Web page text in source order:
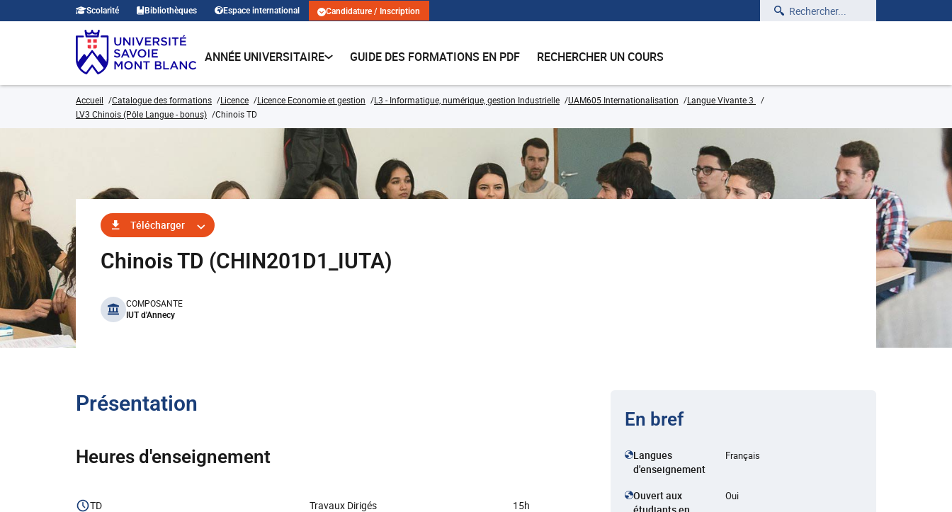
Scolarité Bibliothèques Espace international Candidature / Inscription Rechercher
ANNÉE UNIVERSITAIRE GUIDE DES FORMATIONS EN PDF RECHERCHER UN COURS
Accueil Catalogue des formations Licence Licence Economie et gestion L3 - Informatique, numérique, gestion Industrielle UAM605 Internationalisation
Langue Vivante 3
LV3 Chinois (Pôle Langue - bonus)
Chinois TD
Télécharger
Chinois TD (CHIN201D1_IUTA)
benefits
COMPOSANTE
IUT d'Annecy
Présentation
Heures d'enseignement
TD Travaux Dirigés 15h
En bref
Langues
d'enseignement
Français
Ouvert aux
Oui